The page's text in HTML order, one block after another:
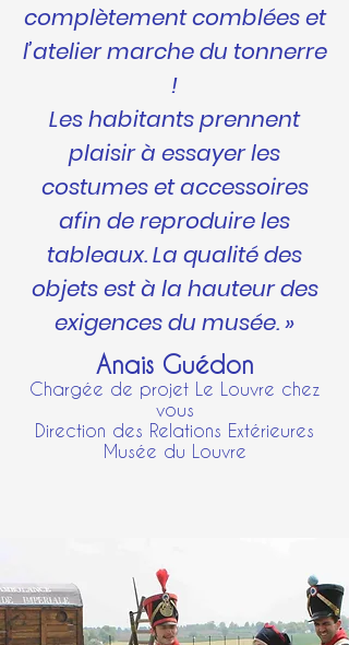
complètement comblées et
l’atelier marche du tonnerre
!
Les habitants prennent
plaisir à essayer les
costumes et accessoires
afin de reproduire les
tableaux. La qualité des
objets est à la hauteur des
exigences du musée. »
Anais Guédon
Chargée de projet Le Louvre chez
vous
Direction des Relations Extérieures
Musée du Louvre